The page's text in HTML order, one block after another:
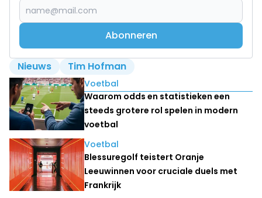
Abonneren
Nieuws Tim Hofman
Lees ook
Voetbal
Waarom odds en statistieken een
steeds grotere rol spelen in modern
voetbal
Voetbal
Blessuregolf teistert Oranje
Leeuwinnen voor cruciale duels met
Frankrijk